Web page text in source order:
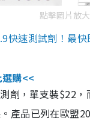
點擊圖片放大
快速測試劑！最
購<<
劑，單支裝$22
產品已列在歐盟